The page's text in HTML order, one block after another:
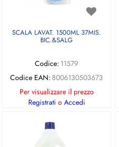
SCALA LAVAT. 1500ML 37MIS.
BIC.&SALG
Codice: 11579
Codice EAN: 8006130503673
Per visualizzare il prezzo
Registrati o Accedi